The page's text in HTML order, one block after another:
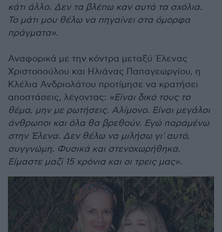
κάτι άλλο. Δεν τα βλέπω καν αυτά τα σχόλια.
Το μάτι μου θέλω να πηγαίνει στα όμορφα
πράγματα».
Αναφορικά με την κόντρα μεταξύ Έλενας
Χριστοπούλου και Ηλιάνας Παπαγεωργίου, η
Κλέλια Ανδριολάτου προτίμησε να κρατήσει
αποστάσεις, λέγοντας: «Είναι δικό τους το
θέμα, μην με ρωτήσεις. Αλίμονο. Είναι μεγάλοι
άνθρωποι και όλα θα βρεθούν. Εγώ παραμένω
στην Έλενα. Δεν θέλω να μιλήσω γι' αυτό,
συγγνώμη. Φυσικά και στενοχωρήθηκα.
Είμαστε μαζί 15 χρόνια και οι τρεις μας».